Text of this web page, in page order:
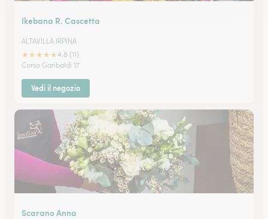
Ikebana R. Cascetta
ALTAVILLA IRPINA
★★★★★4.8 (11)
Corso Garibaldi 17
Vedi il negozio
Scarano Anna